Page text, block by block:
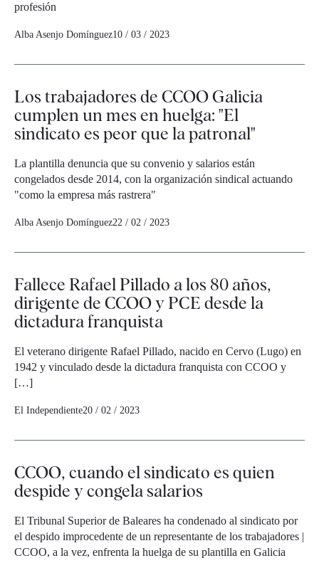
profesión
Alba Asenjo Domínguez10 / 03 / 2023
Los trabajadores de CCOO Galicia
cumplen un mes en huelga: "El
sindicato es peor que la patronal"
La plantilla denuncia que su convenio y salarios están
congelados desde 2014, con la organización sindical actuando
"como la empresa más rastrera"
Alba Asenjo Domínguez22 / 02 / 2023
Fallece Rafael Pillado a los 80 años,
dirigente de CCOO y PCE desde la
dictadura franquista
El veterano dirigente Rafael Pillado, nacido en Cervo (Lugo) en
1942 y vinculado desde la dictadura franquista con CCOO y
[…]
El Independiente20 / 02 / 2023
CCOO, cuando el sindicato es quien
despide y congela salarios
El Tribunal Superior de Baleares ha condenado al sindicato por
el despido improcedente de un representante de los trabajadores |
CCOO, a la vez, enfrenta la huelga de su plantilla en Galicia